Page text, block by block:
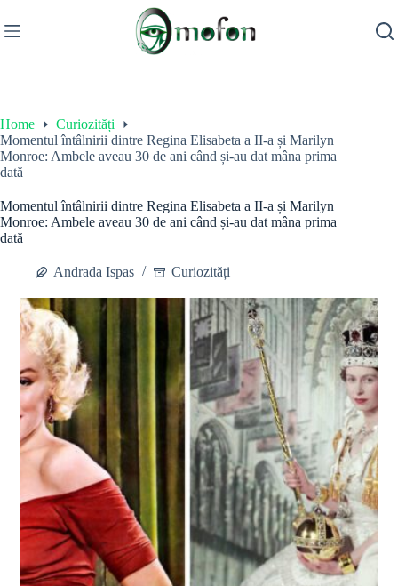
to
content
Home
Curiozități
Momentul întâlnirii dintre Regina Elisabeta a II-a și Marilyn
Monroe: Ambele aveau 30 de ani când și-au dat mâna prima
dată
Momentul întâlnirii dintre Regina Elisabeta a II-a și Marilyn
Monroe: Ambele aveau 30 de ani când și-au dat mâna prima
dată
Andrada Ispas Curiozități